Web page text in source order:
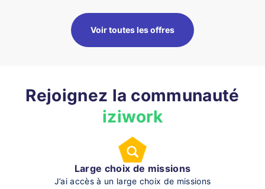
Voir toutes les offres
Rejoignez la communauté
iziwork
Large choix de missions
J’ai accès à un large choix de missions